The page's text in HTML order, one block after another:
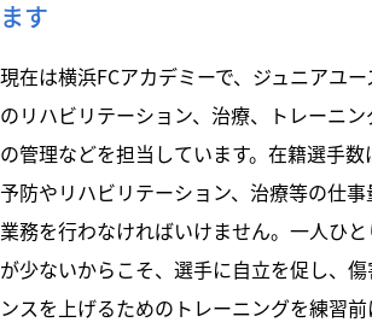
ます
現在は横浜FCアカデミーで、ジュニアユ
のリハビリテーション、治療、トレーニ
の管理などを担当しています。在籍選手
予防やリハビリテーション、治療等の仕
業務を行わなければいけません。一人ひ
が少ないからこそ、選手に自立を促し、
ンスを上げるためのトレーニングを練習